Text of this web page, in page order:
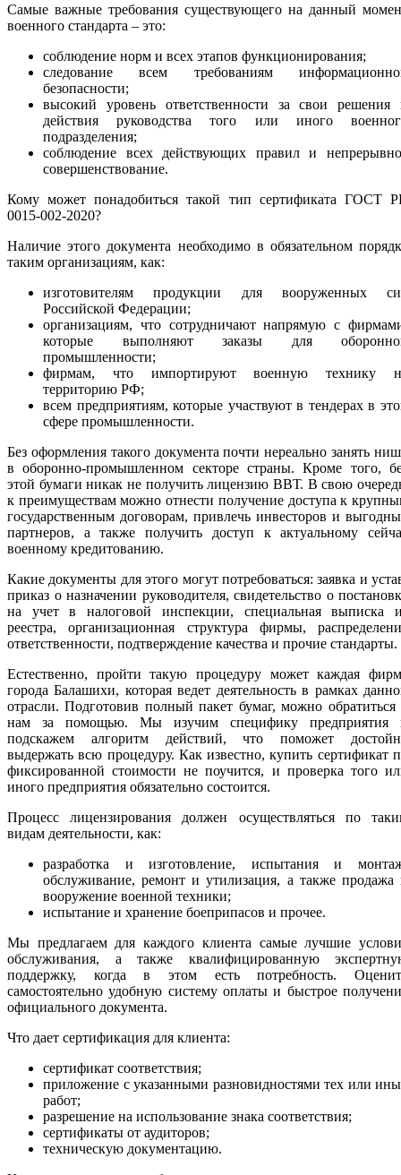
Самые важные требования существующего на данный
военного стандарта – это:
соблюдение норм и всех этапов функционирования;
следование всем требованиям
безопасности;
высокий уровень ответственности за свои решения
действия руководства того или иного
подразделения;
соблюдение всех действующих правил и
совершенствование.
Кому может понадобиться такой тип сертификата ГОСТ
0015-002-2020?
Наличие этого документа необходимо в обязательном
таким организациям, как:
изготовителям продукции для вооруженных
Российской Федерации;
организациям, что сотрудничают напрямую с
которые выполняют заказы для
промышленности;
фирмам, что импортируют военную технику
территорию РФ;
всем предприятиям, которые участвуют в тендерах в
сфере промышленности.
Без оформления такого документа почти нереально занять
в оборонно-промышленном секторе страны. Кроме того,
этой бумаги никак не получить лицензию ВВТ. В свою
к преимуществам можно отнести получение доступа к
государственным договорам, привлечь инвесторов и
партнеров, а также получить доступ к актуальному
военному кредитованию.
Какие документы для этого могут потребоваться: заявка и
приказ о назначении руководителя, свидетельство о
на учет в налоговой инспекции, специальная выписка
реестра, организационная структура фирмы,
ответственности, подтверждение качества и прочие стандарты.
Естественно, пройти такую процедуру может каждая
города Балашихи, которая ведет деятельность в рамках
отрасли. Подготовив полный пакет бумаг, можно обратиться
нам за помощью. Мы изучим специфику предприятия
подскажем алгоритм действий, что поможет
выдержать всю процедуру. Как известно, купить сертификат
фиксированной стоимости не поучится, и проверка того
иного предприятия обязательно состоится.
Процесс лицензирования должен осуществляться по
видам деятельности, как:
разработка и изготовление, испытания и
обслуживание, ремонт и утилизация, а также продажа
вооружение военной техники;
испытание и хранение боеприпасов и прочее.
Мы предлагаем для каждого клиента самые лучшие
обслуживания, а также квалифицированную
поддержку, когда в этом есть потребность.
самостоятельно удобную систему оплаты и быстрое
официального документа.
Что дает сертификация для клиента:
сертификат соответствия;
приложение с указанными разновидностями тех или
работ;
разрешение на использование знака соответствия;
сертификаты от аудиторов;
техническую документацию.